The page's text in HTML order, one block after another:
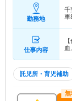
勤務地
千
車
仕事内容
血
託児所・育児補助